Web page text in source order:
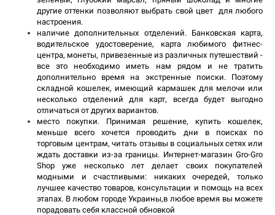
другие оттенки позволяют выбрать свой цвет  для любого
настроения.
наличие дополнительных отделений. Банковская карта,
водительское удостоверение, карта любимого фитнес-
центра, монеты, привезенные из различных путешествий -
все это необходимо иметь нам рядом и не тратить
дополнительно время на экстренные поиски. Поэтому
складной кошелек, имеющий кармашек для мелочи или
несколько отделений для карт, всегда будет выгодно
отличаться от других вариантов.
место покупки. Принимая решение, купить кошелек,
меньше всего хочется проводить дни в поисках по
торговым центрам, читать отзывы в социальных сетях или
ждать доставки из-за границы. Интернет-магазин Gro-Gro
Shop уже несколько лет делает своих покупателей
модными и счастливыми: никаких очередей, только
лучшее качество товаров, консультации и помощь на всех
этапах. В любом городе Украины,в любое время вы можете
порадовать себя классной обновкой